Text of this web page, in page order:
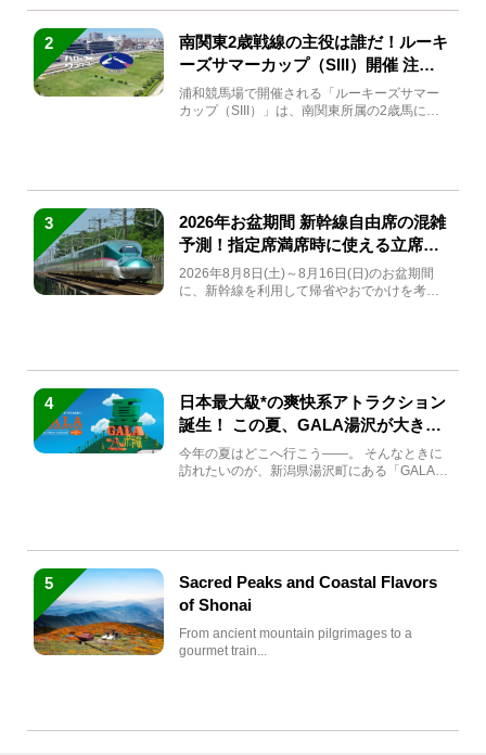
2
南関東2歳戦線の主役は誰だ！ルーキ
ーズサマーカップ（SIII）開催 注目
馬と見どころをチェック
浦和競馬場で開催される「ルーキーズサマー
カップ（SIII）」は、南関東所属の2歳馬によ
3
2026年お盆期間 新幹線自由席の混雑
予測！指定席満席時に使える立席特
急券も解説
2026年8月8日(土)～8月16日(日)のお盆期間
に、新幹線を利用して帰省やおでかけを考え
4
日本最大級*の爽快系アトラクション
誕生！ この夏、GALA湯沢が大きく
生まれ変わる
今年の夏はどこへ行こう――。 そんなときに
訪れたいのが、新潟県湯沢町にある「GALA湯
5
Sacred Peaks and Coastal Flavors
of Shonai
From ancient mountain pilgrimages to a
gourmet train...